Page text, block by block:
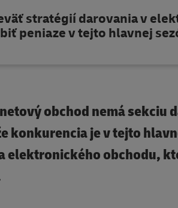
stratégií darovania v
peniaze v tejto hlavnej
obchod nemá
konkurencia je v tejto
elektronického obchodu,